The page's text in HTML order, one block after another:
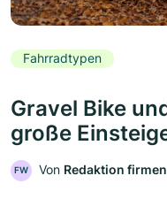
Fahrradtypen
Gravel Bike
große
FW Von Redaktion